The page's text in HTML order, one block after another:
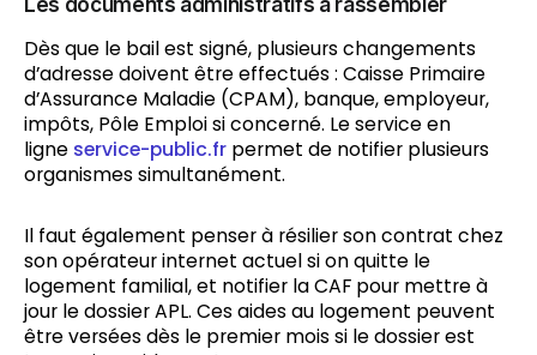
Dès que le bail est signé, plusieurs changements
d’adresse doivent être effectués : Caisse Primaire
d’Assurance Maladie (CPAM), banque, employeur,
impôts, Pôle Emploi si concerné. Le service en
ligne service-public.fr permet de notifier plusieurs
organismes simultanément.
Il faut également penser à résilier son contrat chez
son opérateur internet actuel si on quitte le
logement familial, et notifier la CAF pour mettre à
jour le dossier APL. Ces aides au logement peuvent
être versées dès le premier mois si le dossier est